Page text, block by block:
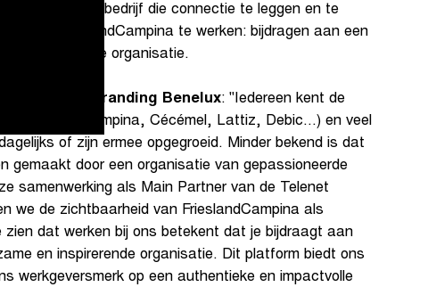
probeert het bedrijf die connectie te leggen en te
om bij FrieslandCampina te werken: bijdragen aan een
en duurzame organisatie.
Employer Branding Benelux: "Iedereen kent de
(Campina, Cécémel, Lattiz, Debic...) en veel
of zijn ermee opgegroeid. Minder bekend is dat
gemaakt door een organisatie van gepassioneerde
samenwerking als Main Partner van de Telenet
we de zichtbaarheid van FrieslandCampina als
zien dat werken bij ons betekent dat je bijdraagt aan
en inspirerende organisatie. Dit platform biedt ons
werkgeversmerk op een authentieke en impactvolle